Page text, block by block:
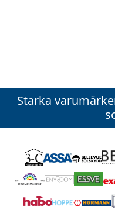
Starka